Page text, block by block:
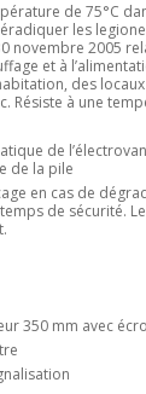
de 75°C
les
novembre 2005
et à
des
Résiste à une
de
de la pile
en cas de
de sécurité.
350 mm avec